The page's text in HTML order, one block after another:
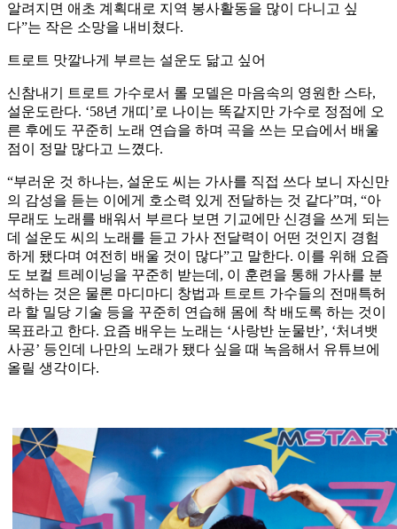
알려지면 애초 계획대로 지역 봉사활동을 많이 다니고 싶
다”는 작은 소망을 내비쳤다.
트로트 맛깔나게 부르는 설운도 닮고 싶어
신참내기 트로트 가수로서 롤 모델은 마음속의 영원한 스타,
설운도란다. ‘58년 개띠’로 나이는 똑같지만 가수로 정점에 오
른 후에도 꾸준히 노래 연습을 하며 곡을 쓰는 모습에서 배울
점이 정말 많다고 느꼈다.
“부러운 것 하나는, 설운도 씨는 가사를 직접 쓰다 보니 자신만
의 감성을 듣는 이에게 호소력 있게 전달하는 것 같다”며, “아
무래도 노래를 배워서 부르다 보면 기교에만 신경을 쓰게 되는
데 설운도 씨의 노래를 듣고 가사 전달력이 어떤 것인지 경험
하게 됐다며 여전히 배울 것이 많다”고 말한다. 이를 위해 요즘
도 보컬 트레이닝을 꾸준히 받는데, 이 훈련을 통해 가사를 분
석하는 것은 물론 마디마디 창법과 트로트 가수들의 전매특허
라 할 밀당 기술 등을 꾸준히 연습해 몸에 착 배도록 하는 것이
목표라고 한다. 요즘 배우는 노래는 ‘사랑반 눈물반’, ‘처녀뱃
사공’ 등인데 나만의 노래가 됐다 싶을 때 녹음해서 유튜브에
올릴 생각이다.